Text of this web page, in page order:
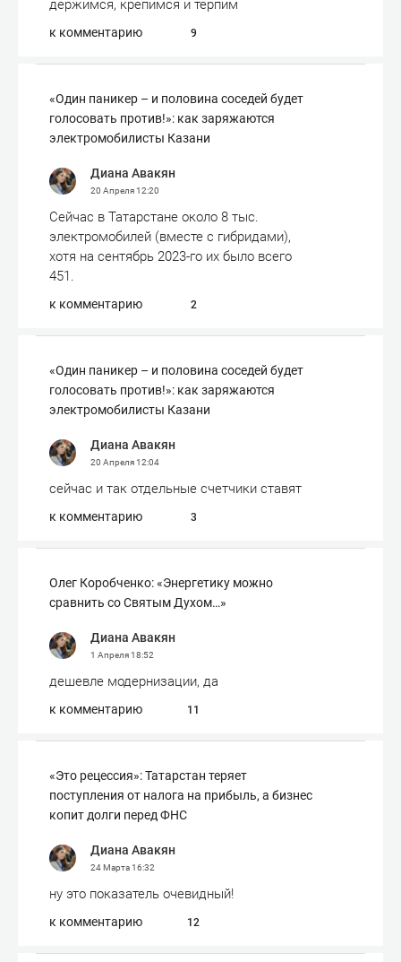
держимся, крепимся и терпим
к комментарию 9
«Один паникер – и половина соседей будет
голосовать против!»: как заряжаются
электромобилисты Казани
Диана Авакян
20 Апреля12:20
Сейчас в Татарстане около 8 тыс.
электромобилей (вместе с гибридами),
хотя на сентябрь 2023-го их было всего
451.
к комментарию 2
«Один паникер – и половина соседей будет
голосовать против!»: как заряжаются
электромобилисты Казани
Диана Авакян
20 Апреля12:04
сейчас и так отдельные счетчики ставят
к комментарию 3
Олег Коробченко: «Энергетику можно
сравнить со Святым Духом…»
Диана Авакян
1 Апреля18:52
дешевле модернизации, да
к комментарию 11
«Это рецессия»: Татарстан теряет
поступления от налога на прибыль, а бизнес
копит долги перед ФНС
Диана Авакян
24 Марта16:32
ну это показатель очевидный!
к комментарию 12